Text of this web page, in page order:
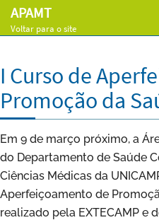
APAMT
Voltar para o site
I Curso de
Promoção da
Em 9 de março próximo, a
do Departamento de Saúde
Ciências Médicas da
Aperfeiçoamento de
realizado pela EXTECAMP e